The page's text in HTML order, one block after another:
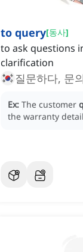
to query[동사]
to ask questions
clarification
질문하다, 문
Ex: The customer
the warranty